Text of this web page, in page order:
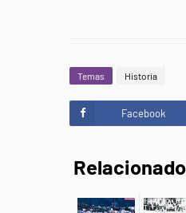
Temas Historia
Facebook